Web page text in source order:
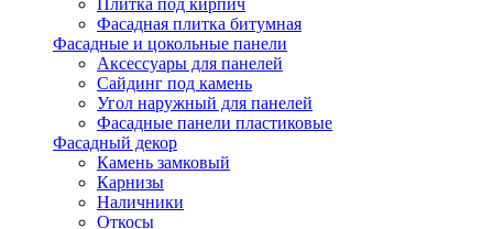
Плитка под кирпич
Фасадная плитка битумная
Фасадные и цокольные панели
Аксессуары для панелей
Сайдинг под камень
Угол наружный для панелей
Фасадные панели пластиковые
Фасадный декор
Камень замковый
Карнизы
Наличники
Откосы